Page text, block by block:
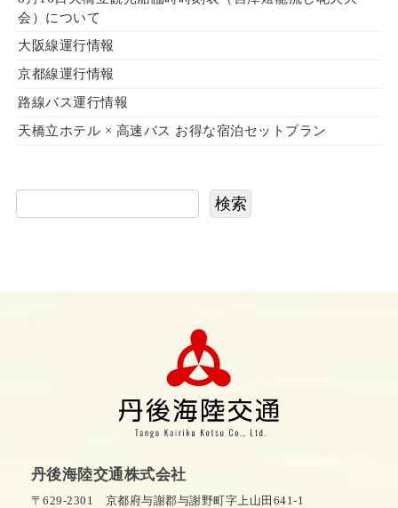
会）について
大阪線運行情報
京都線運行情報
路線バス運行情報
天橋立ホテル × 高速バス お得な宿泊セットプラン
検索
丹後海陸交通株式会社
〒629-2301 京都府与謝郡与謝野町字上山田641-1